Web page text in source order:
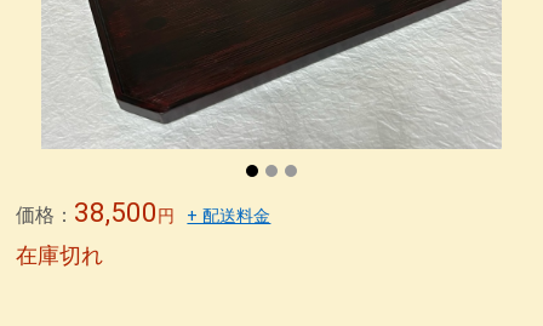
価格： 38,500円 + 配送料金
在庫切れ